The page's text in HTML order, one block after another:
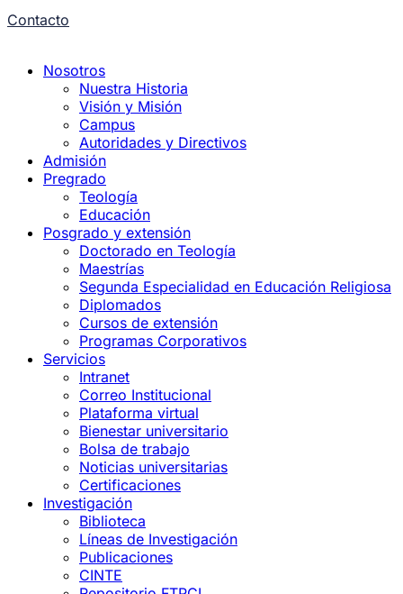
Contacto
Nosotros
Nuestra Historia
Visión y Misión
Campus
Autoridades y Directivos
Admisión
Pregrado
Teología
Educación
Posgrado y extensión
Doctorado en Teología
Maestrías
Segunda Especialidad en Educación Religiosa
Diplomados
Cursos de extensión
Programas Corporativos
Servicios
Intranet
Correo Institucional
Plataforma virtual
Bienestar universitario
Bolsa de trabajo
Noticias universitarias
Certificaciones
Investigación
Biblioteca
Líneas de Investigación
Publicaciones
CINTE